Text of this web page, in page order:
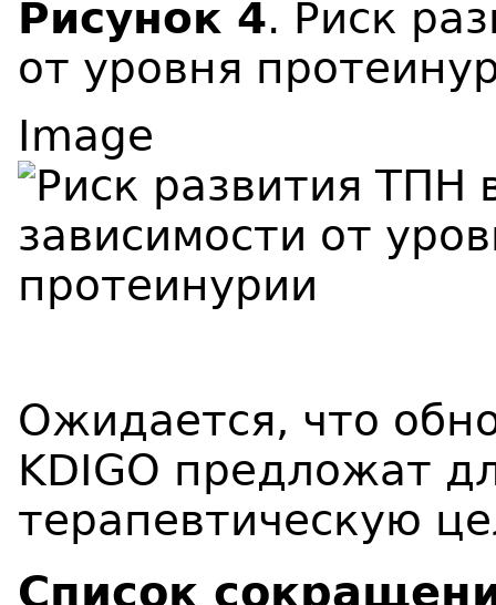
Рисунок 4. Риск
от уровня
Image
Ожидается, что
KDIGO предложат
терапевтическую
Список